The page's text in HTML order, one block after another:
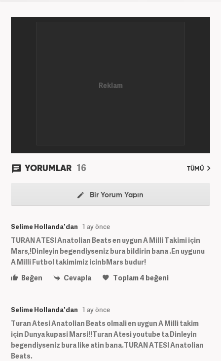
YORUMLAR 16 TÜMÜ
Bir Yorum Yapın
Selime Hollanda'dan 1 ay önce
TURAN ATESI Anatolian Beats en uygun A Milli Takimi için
Mars,!Dinleyin begendiyseniz bura bildirin bana .En uygunu
A Milli Futbol takimimiz icinbMars budur!
Beğen
Cevapla Toplam4 beğeni
Selime Hollanda'dan 1 ay önce
Turan Atesi Anatolian Beats olmali en uygun A Milli takim
için Dunya kupasi Marsi!!Turan Atesi youtube ta Dinleyin
begendiyseniz bura like atin bana.TURAN ATESI Anatolian
Beats.